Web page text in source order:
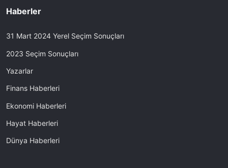
Haberler
31 Mart 2024 Yerel Seçim Sonuçları
2023 Seçim Sonuçları
Yazarlar
Finans Haberleri
Ekonomi Haberleri
Hayat Haberleri
Dünya Haberleri